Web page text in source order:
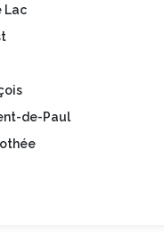
Lac
de-Paul